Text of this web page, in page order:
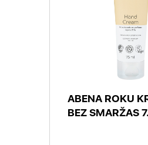
ABENA ROKU
BEZ SMARŽAS